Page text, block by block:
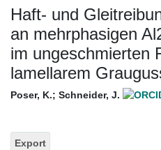
Haft- und
an mehrphasigen
im ungeschmierten
lamellarem
Poser, K.; Schneider, J.
Export